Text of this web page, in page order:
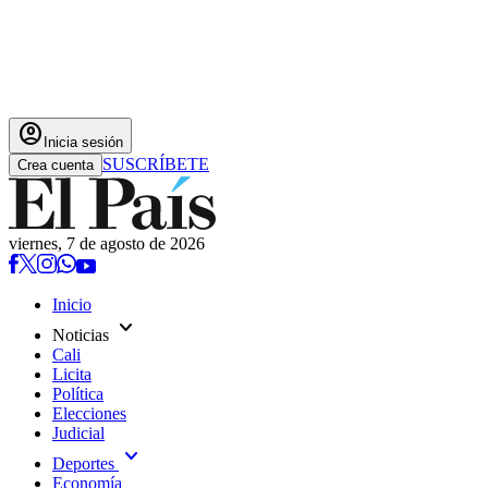
account_circle Inicia sesión
Crea cuenta SUSCRÍBETE
viernes, 7 de agosto de 2026
Inicio
Noticias expand_more
Cali
Licita
Política
Elecciones
Judicial
Deportes expand_more
Economía